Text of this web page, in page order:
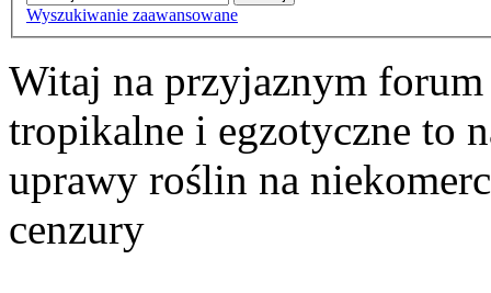
Wyszukiwanie zaawansowane
Witaj na przyjaznym
tropikalne i egzotyczne to
uprawy roślin na
cenzury